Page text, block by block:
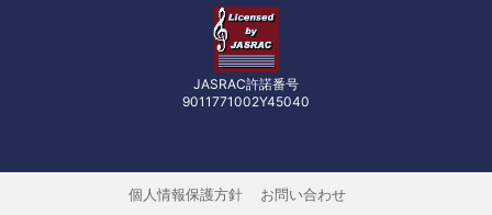
JASRAC許諾番号
9011771002Y45040
個人情報保護方針 お問い合わせ